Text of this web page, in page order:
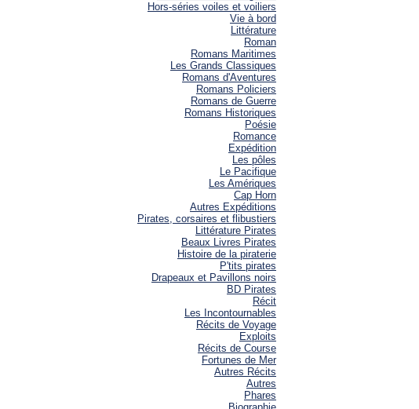
Hors-séries voiles et voiliers
Vie à bord
Littérature
Roman
Romans Maritimes
Les Grands Classiques
Romans d'Aventures
Romans Policiers
Romans de Guerre
Romans Historiques
Poésie
Romance
Expédition
Les pôles
Le Pacifique
Les Amériques
Cap Horn
Autres Expéditions
Pirates, corsaires et flibustiers
Littérature Pirates
Beaux Livres Pirates
Histoire de la piraterie
P'tits pirates
Drapeaux et Pavillons noirs
BD Pirates
Récit
Les Incontournables
Récits de Voyage
Exploits
Récits de Course
Fortunes de Mer
Autres Récits
Autres
Phares